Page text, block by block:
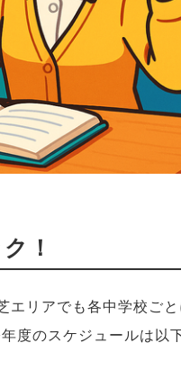
！
エリアでも各中学校ごと
度のスケジュールは以